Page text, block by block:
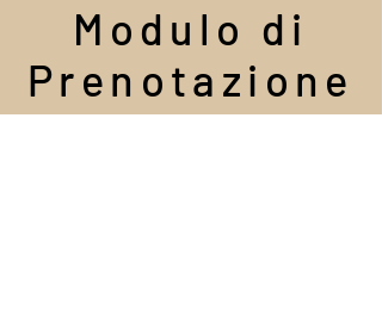
Modulo di
Prenotazione